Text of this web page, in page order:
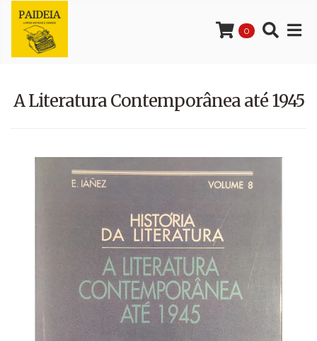
0
A Literatura Contemporânea até 1945